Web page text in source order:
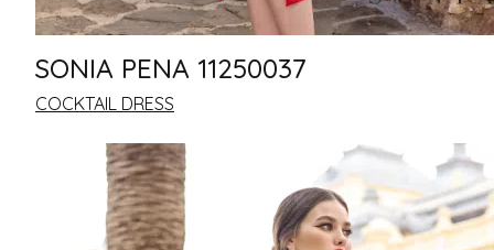
SONIA PENA 11250037
COCKTAIL DRESS